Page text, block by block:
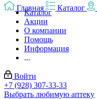
Каталог
Акции
О компании
Помощь
Информация
...
Войти
+7 (928) 307-33-33
Выбрать любимую аптеку
Главная Каталог